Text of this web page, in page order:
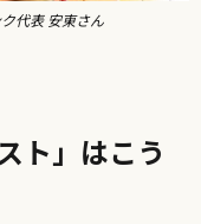
代表 安東さん
ト」はこう